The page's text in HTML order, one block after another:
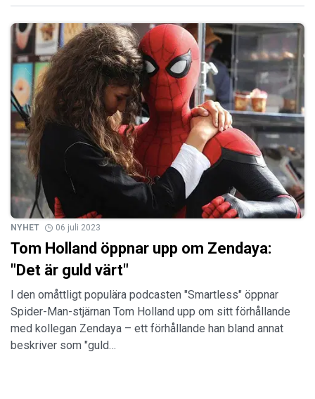
NYHET 06 juli 2023
Tom Holland öppnar upp om Zendaya:
"Det är guld värt"
I den omåttligt populära podcasten "Smartless" öppnar
Spider-Man-stjärnan Tom Holland upp om sitt förhållande
med kollegan Zendaya – ett förhållande han bland annat
beskriver som "guld…